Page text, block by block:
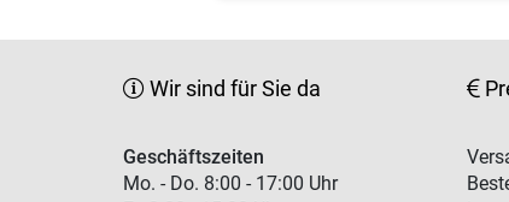
Wir sind für Sie da
Geschäftszeiten
Mo. - Do. 8:00 - 17:00 Uhr